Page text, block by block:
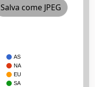
Salva come JPEG
AS
NA
EU
SA